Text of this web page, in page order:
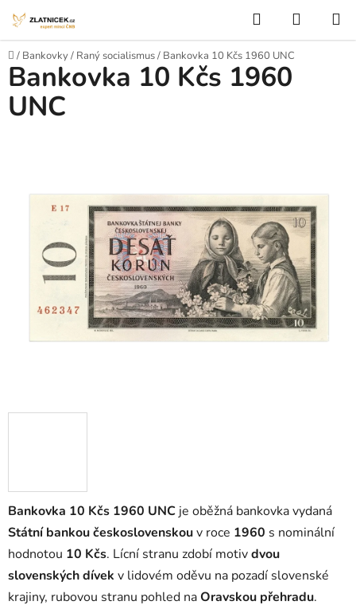
Hledat
Domů
/ Bankovky/ Raný socialismus/ Bankovka 10 Kčs 1960 UNC
Bankovka 10 Kčs 1960 UNC je oběžná bankovka vydaná
Státní bankou československouv roce 1960 s nominální
hodnotou 10 Kčs. Lícní stranu zdobí motivdvou
slovenských dívek v lidovém oděvu na pozadí slovenské
krajiny, rubovou stranu pohled naOravskou přehradu.
Bankovka 10 Kčs 1960
UNC